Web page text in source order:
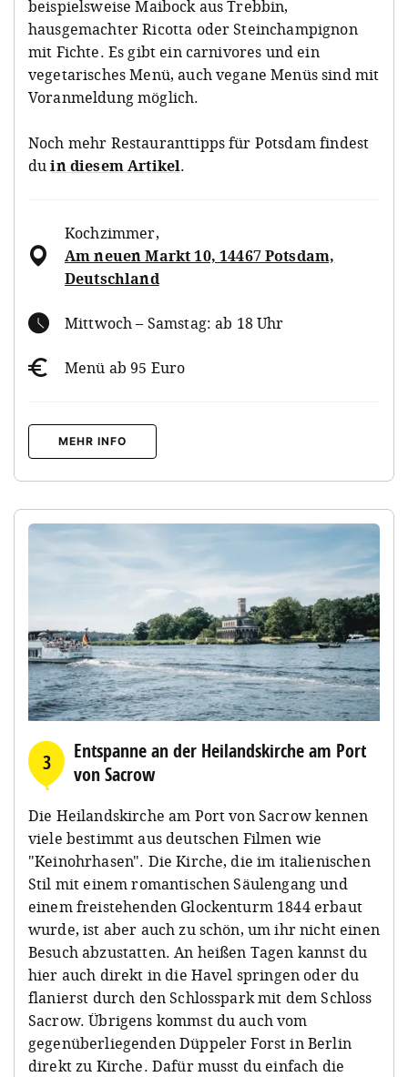
beispielsweise Maibock aus Trebbin,
hausgemachter Ricotta oderSteinchampignon
mit Fichte. Es gibt ein carnivores und ein
vegetarisches Menü, auch vegane Menüs sind mit
Voranmeldung möglich.
Noch mehr Restauranttipps für Potsdam findest
duin diesem Artikel.
Kochzimmer,
Am neuen Markt 10, 14467 Potsdam,
Deutschland
Mittwoch – Samstag: ab 18 Uhr
Menü ab 95 Euro
MEHR INFO
3
Entspanne an der Heilandskirche am Port
von Sacrow
Die Heilandskirche am Port von Sacrow kennen
viele bestimmt aus deutschen Filmen wie
"Keinohrhasen". Die Kirche, die im italienischen
Stil mit einem romantischen Säulengang und
einem freistehenden Glockenturm 1844 erbaut
wurde, ist aber auch zu schön, um ihr nicht einen
Besuch abzustatten. An heißen Tagen kannst du
hier auch direkt in die Havel springen oder du
flanierst durch den Schlosspark mit dem Schloss
Sacrow. Übrigens kommst du auch vom
gegenüberliegenden Düppeler Forst in Berlin
direkt zu Kirche. Dafür musst du einfach die